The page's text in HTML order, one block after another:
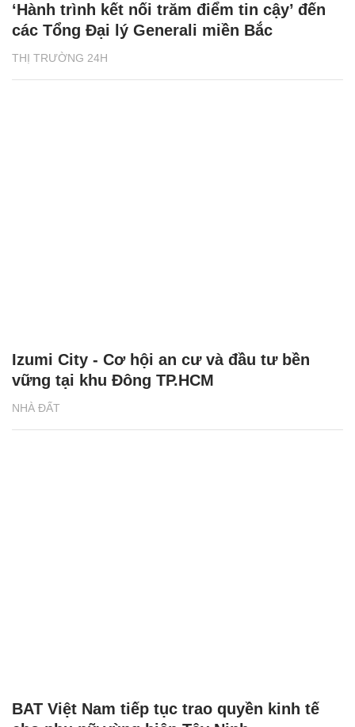
THỊ TRƯỜNG 24H
‘Hành trình kết nối trăm điểm tin cậy’ đến
các Tổng Đại lý Generali miền Bắc
NHÀ ĐẤT
Izumi City - Cơ hội an cư và đầu tư bền
vững tại khu Đông TP.HCM
BAT Việt Nam tiếp tục trao quyền kinh tế